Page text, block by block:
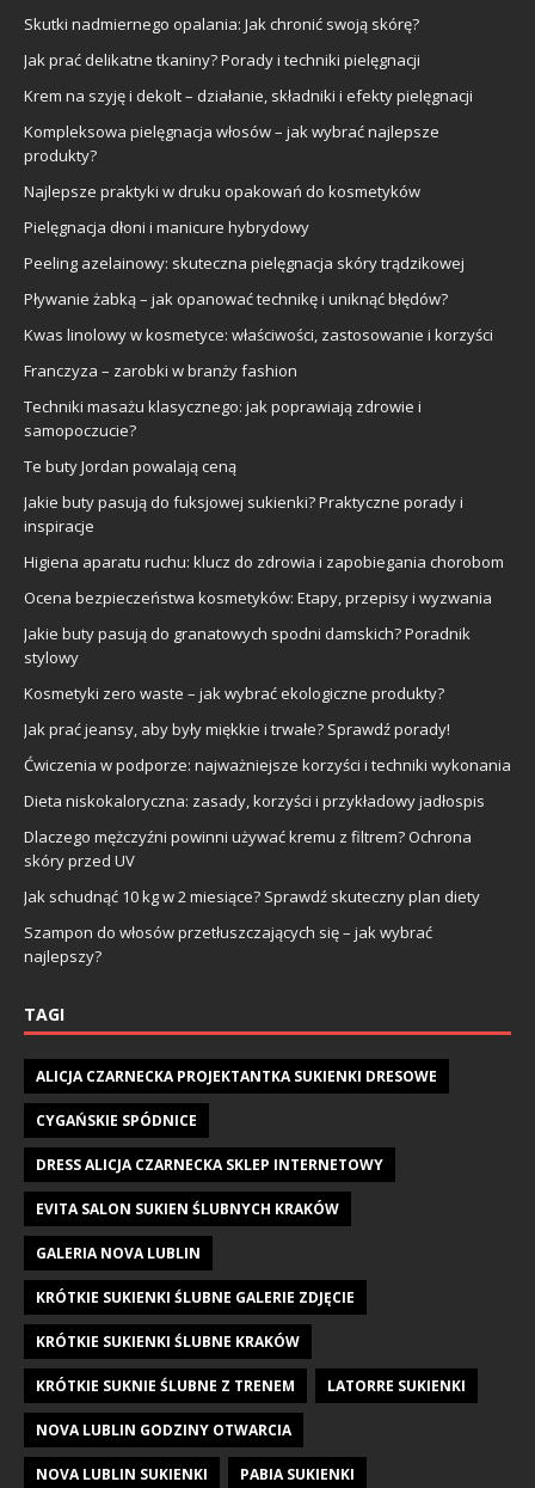
Skutki nadmiernego opalania: Jak chronić swoją skórę?
Jak prać delikatne tkaniny? Porady i techniki pielęgnacji
Krem na szyję i dekolt – działanie, składniki i efekty pielęgnacji
Kompleksowa pielęgnacja włosów – jak wybrać najlepsze
produkty?
Najlepsze praktyki w druku opakowań do kosmetyków
Pielęgnacja dłoni i manicure hybrydowy
Peeling azelainowy: skuteczna pielęgnacja skóry trądzikowej
Pływanie żabką – jak opanować technikę i uniknąć błędów?
Kwas linolowy w kosmetyce: właściwości, zastosowanie i korzyści
Franczyza – zarobki w branży fashion
Techniki masażu klasycznego: jak poprawiają zdrowie i
samopoczucie?
Te buty Jordan powalają ceną
Jakie buty pasują do fuksjowej sukienki? Praktyczne porady i
inspiracje
Higiena aparatu ruchu: klucz do zdrowia i zapobiegania chorobom
Ocena bezpieczeństwa kosmetyków: Etapy, przepisy i wyzwania
Jakie buty pasują do granatowych spodni damskich? Poradnik
stylowy
Kosmetyki zero waste – jak wybrać ekologiczne produkty?
Jak prać jeansy, aby były miękkie i trwałe? Sprawdź porady!
Ćwiczenia w podporze: najważniejsze korzyści i techniki wykonania
Dieta niskokaloryczna: zasady, korzyści i przykładowy jadłospis
Dlaczego mężczyźni powinni używać kremu z filtrem? Ochrona
skóry przed UV
Jak schudnąć 10 kg w 2 miesiące? Sprawdź skuteczny plan diety
Szampon do włosów przetłuszczających się – jak wybrać
najlepszy?
TAGI
ALICJA CZARNECKA PROJEKTANTKA SUKIENKI DRESOWE
CYGAŃSKIE SPÓDNICE
DRESS ALICJA CZARNECKA SKLEP INTERNETOWY
EVITA SALON SUKIEN ŚLUBNYCH KRAKÓW
GALERIA NOVA LUBLIN
KRÓTKIE SUKIENKI ŚLUBNE GALERIE ZDJĘCIE
KRÓTKIE SUKIENKI ŚLUBNE KRAKÓW
KRÓTKIE SUKNIE ŚLUBNE Z TRENEM LATORRE SUKIENKI
NOVA LUBLIN GODZINY OTWARCIA
NOVA LUBLIN SUKIENKI PABIA SUKIENKI